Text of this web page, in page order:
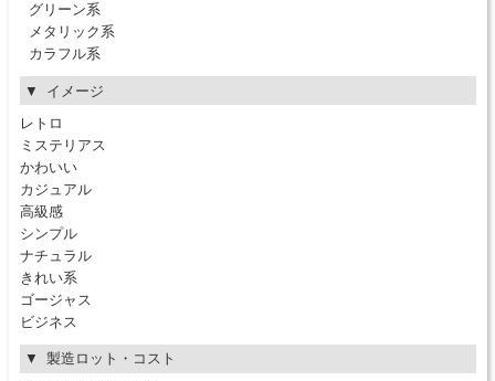
グリーン系
メタリック系
カラフル系
イメージ
レトロ
ミステリアス
かわいい
カジュアル
高級感
シンプル
ナチュラル
きれい系
ゴージャス
ビジネス
製造ロット・コスト